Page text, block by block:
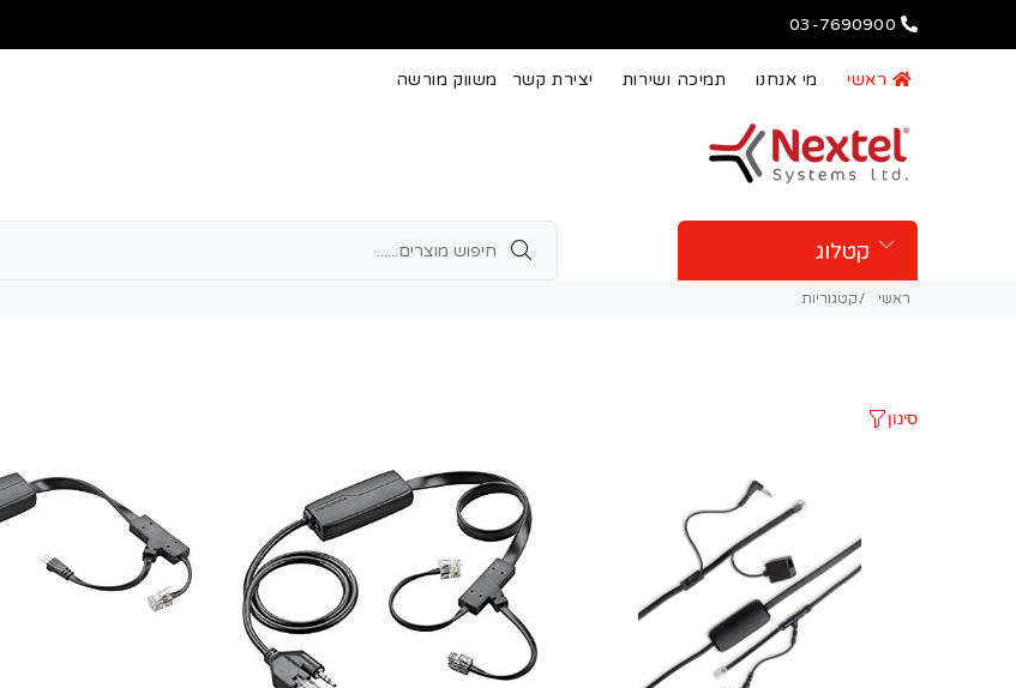
ראשי מי אנחנו תמיכה ושירות יצירת קשר משווק מורשה
קטלוג
ראשי קטגוריות
סינון